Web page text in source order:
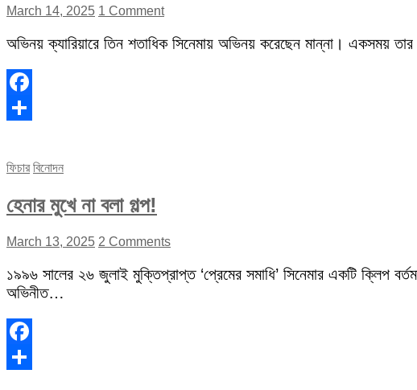
March 14, 2025 1 Comment
অভিনয় ক্যারিয়ারে তিন শতাধিক সিনেমায় অভিনয় করেছেন মান্না। একসময়
Facebook
ফিচার বিনোদন
হেনার মুখে না বলা গল্প!
March 13, 2025 2 Comments
১৯৯৬ সালের ২৬ জুলাই মুক্তিপ্রাপ্ত ‘প্রেমের সমাধি’ সিনেমার একটি ক্লিপ
অভিনীত…
Facebook